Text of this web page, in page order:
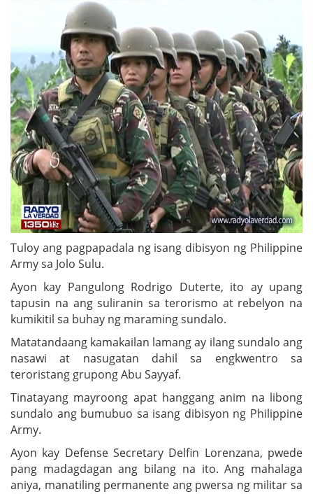
Tuloy ang pagpapadala ng isang dibisyon ng Philippine
Army sa Jolo Sulu.
Ayon kay Pangulong Rodrigo Duterte, ito ay upang
tapusin na ang suliranin sa terorismo at rebelyon na
kumikitil sa buhay ng maraming sundalo.
Matatandaang kamakailan lamang ay ilang sundalo ang
nasawi at nasugatan dahil sa engkwentro sa
teroristang grupong Abu Sayyaf.
Tinatayang mayroong apat hanggang anim na libong
sundalo ang bumubuo sa isang dibisyon ng Philippine
Army.
Ayon kay Defense Secretary Delfin Lorenzana, pwede
pang madagdagan ang bilang na ito. Ang mahalaga
aniya, manatiling permanente ang pwersa ng militar sa